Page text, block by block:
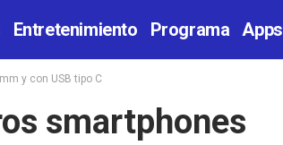
Entretenimiento Programa Apps
y con USB tipo C
smartphones